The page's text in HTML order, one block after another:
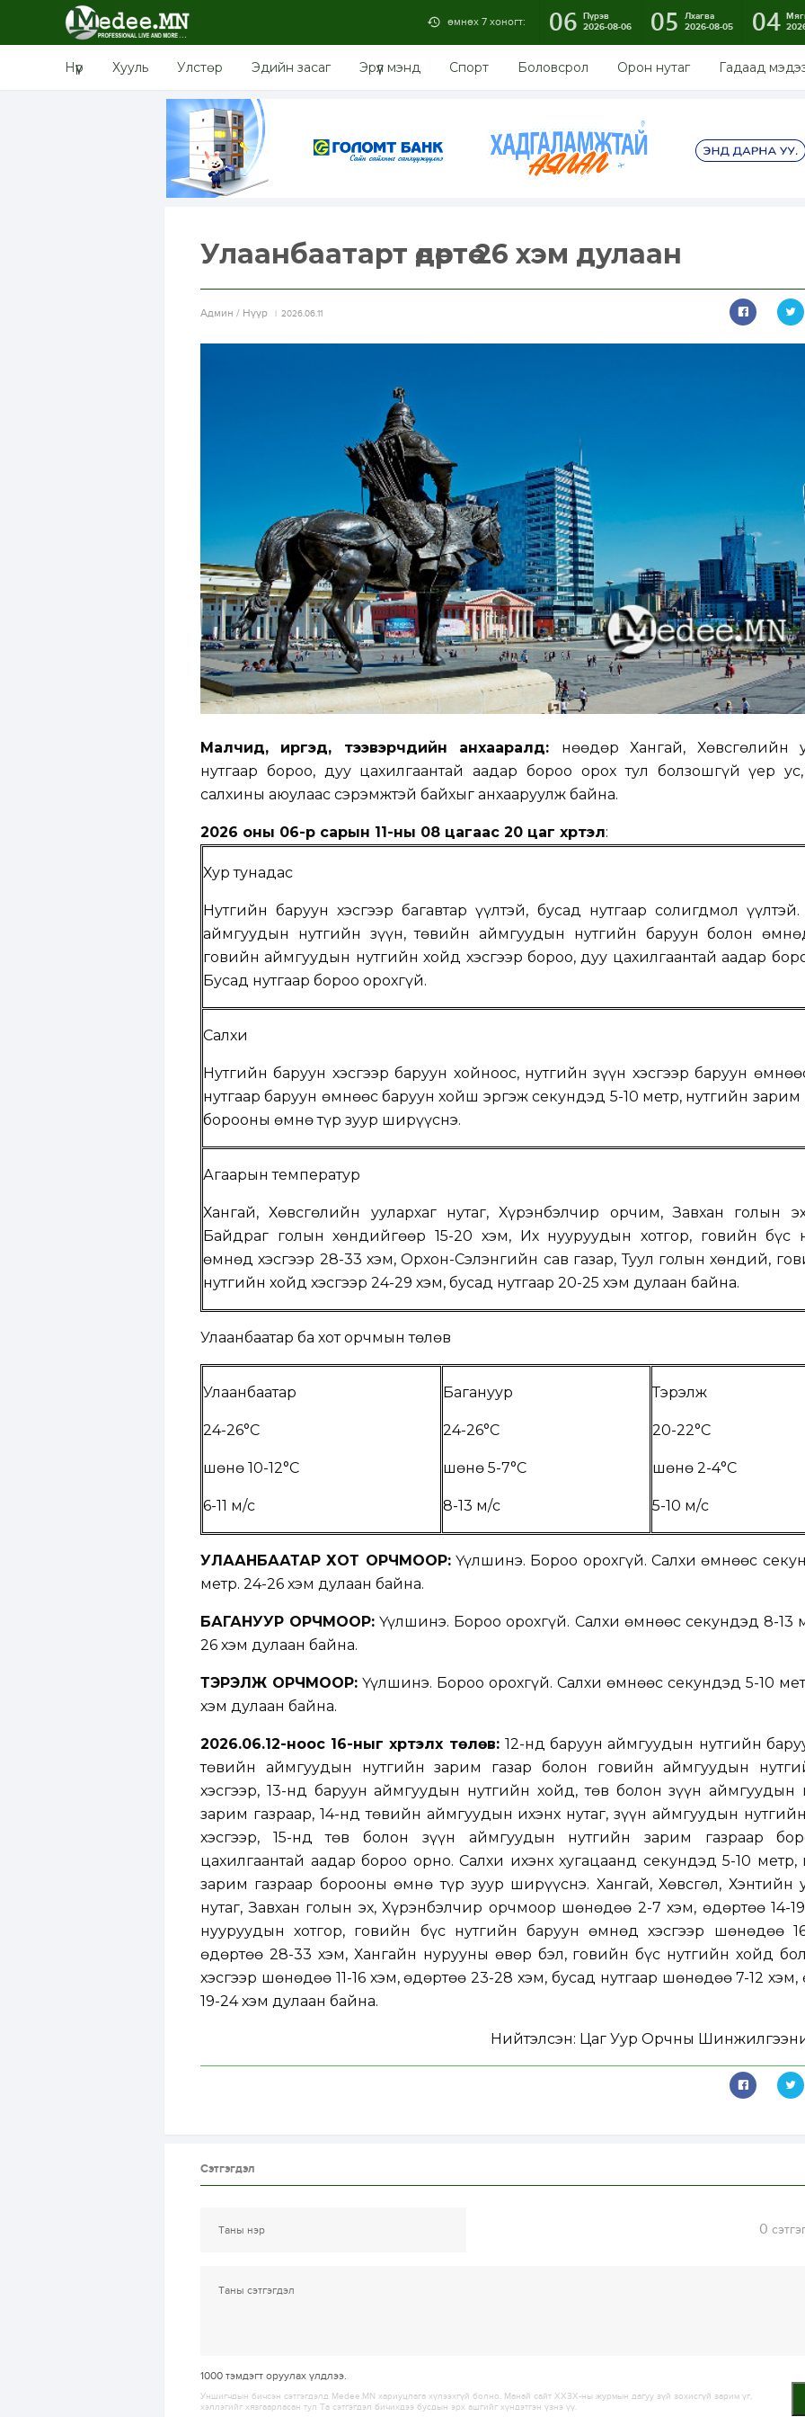
өмнөх 7 хоногт: 06 Пүрэв
2026-08-06
05
Лхагва
2026-08-05
04
Нүүр Хууль Улстөр Эдийн засаг Эрүүл мэнд Спорт Боловсрол Орон нутаг Гадаад
Улаанбаатарт өдөртөө 26 хэм дулаан
Aдмин / Нүүр 2026.06.11
Малчид, иргэд, тээвэрчдийн анхааралд: Өнөөдөр Хангай, Хөвсгөлийн
нутгаар бороо, дуу цахилгаантай аадар бороо орох тул болзошгүй үер
салхины аюулаас сэрэмжтэй байхыг анхааруулж байна.
2026 оны 06-р сарын 11-ны 08 цагаас 20 цаг хүртэл:
Хур тунадас
Нутгийн баруун хэсгээр багавтар үүлтэй, бусад нутгаар солигдмол
аймгуудын нутгийн зүүн, төвийн аймгуудын нутгийн баруун болон
говийн аймгуудын нутгийн хойд хэсгээр бороо, дуу цахилгаантай аадар
Бусад нутгаар бороо орохгүй.
Салхи
Нутгийн баруун хэсгээр баруун хойноос, нутгийн зүүн хэсгээр баруун
нутгаар баруун өмнөөс баруун хойш эргэж секундэд 5-10 метр, нутгийн зарим
борооны өмнө түр зуур ширүүснэ.
Агаарын температур
Хангай, Хөвсгөлийн уулархаг нутаг, Хүрэнбэлчир орчим, Завхан голын
Байдраг голын хөндийгөөр 15-20 хэм, Их нууруудын хотгор, говийн бүс
өмнөд хэсгээр 28-33 хэм, Орхон-Сэлэнгийн сав газар, Туул голын хөндий,
нутгийн хойд хэсгээр 24-29 хэм, бусад нутгаар 20-25 хэм дулаан байна.
Улаанбаатар ба хот орчмын төлөв
Улаанбаатар
24-26°C
шөнө 10-12°C
6-11 м/с
Багануур
24-26°C
шөнө 5-7°C
8-13 м/с
Тэрэлж
20-22°C
шөнө 2-4°C
5-10 м/с
УЛААНБААТАР ХОТ ОРЧМООР:Үүлшинэ. Бороо орохгүй. Салхи өмнөөс
метр. 24-26 хэм дулаан байна.
БАГАНУУР ОРЧМООР: Үүлшинэ. Бороо орохгүй. Салхи өмнөөс секундэд 8-13
26 хэм дулаан байна.
ТЭРЭЛЖ ОРЧМООР: Үүлшинэ. Бороо орохгүй. Салхи өмнөөс секундэд 5-10
хэм дулаан байна.
2026.06.12-ноос 16-ныг хүртэлх төлөв: 12-нд баруун аймгуудын нутгийн
төвийн аймгуудын нутгийн зарим газар болон говийн аймгуудын
хэсгээр, 13-нд баруун аймгуудын нутгийн хойд, төв болон зүүн аймгуудын
зарим газраар, 14-нд төвийн аймгуудын ихэнх нутаг, зүүн аймгуудын
хэсгээр, 15-нд төв болон зүүн аймгуудын нутгийн зарим газраар
цахилгаантай аадар бороо орно. Салхи ихэнх хугацаанд секундэд 5-10 метр,
зарим газраар борооны өмнө түр зуур ширүүснэ. Хангай, Хөвсгөл, Хэнтийн
нутаг, Завхан голын эх, Хүрэнбэлчир орчмоор шөнөдөө 2-7 хэм, өдөртөө 14-
нууруудын хотгор, говийн бүс нутгийн баруун өмнөд хэсгээр шөнөдөө
өдөртөө 28-33 хэм, Хангайн нурууны өвөр бэл, говийн бүс нутгийн хойд
хэсгээр шөнөдөө 11-16 хэм, өдөртөө 23-28 хэм, бусад нутгаар шөнөдөө 7-12 хэм,
19-24 хэм дулаан байна.
Нийтэлсэн: Цаг Уур Орчны
Сэтгэгдэл
0
1000 тэмдэгт оруулах үлдлээ.
Уншигчдын бичсэн сэтгэгдэлд Medee.MN хариуцлага хүлээхгүй болно. Манай сайт ХХЗХ-ны журмын дагуу зүй зохисгүй зарим үг,
хэллэгийг хязгаарласан тул Та сэтгэгдэл бичихдээ бусдын эрх ашгийг хүндэтгэн үзнэ үү.